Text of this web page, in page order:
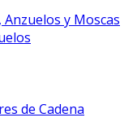
Anzuelos y Moscas
de Cadena